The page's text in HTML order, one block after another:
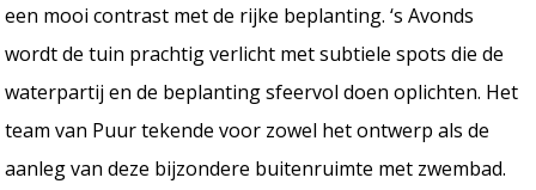
een mooi contrast met de rijke beplanting. ‘s Avonds
wordt de tuin prachtig verlicht met subtiele spots die de
waterpartij en de beplanting sfeervol doen oplichten. Het
team van Puur tekende voor zowel het ontwerp als de
aanleg van deze bijzondere buitenruimte met zwembad.